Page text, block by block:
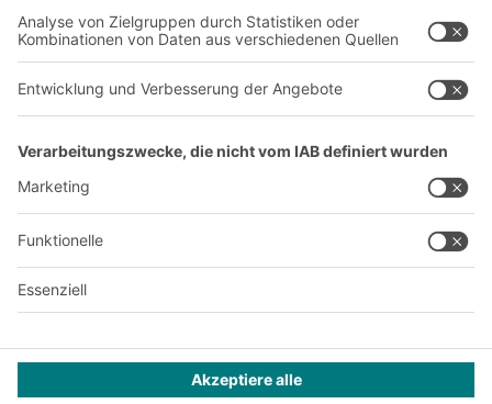
Karriere
BIT O
YOUR LIFE.
+41 41 790 20 64
Dieses Angebot ist für Industrie, Handwerk, Handel und die
freien Berufe zur Verwendung in der selbstständigen,